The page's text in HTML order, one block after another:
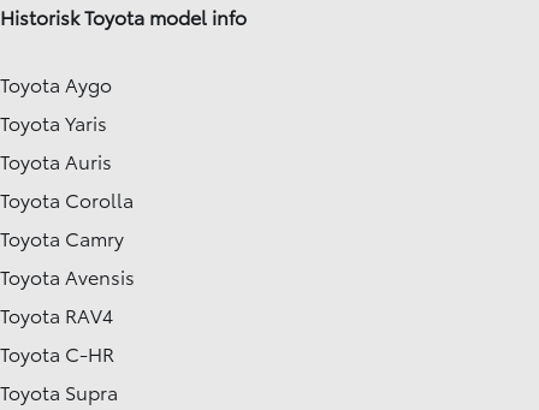
Historisk Toyota model info
Toyota Aygo
Toyota Yaris
Toyota Auris
Toyota Corolla
Toyota Camry
Toyota Avensis
Toyota RAV4
Toyota C-HR
Toyota Supra